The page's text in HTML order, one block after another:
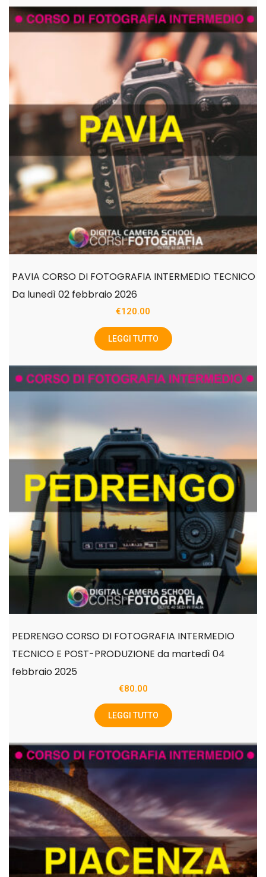
PAVIA CORSO DI FOTOGRAFIA INTERMEDIO TECNICO
Da lunedì 02 febbraio 2026
€120.00
LEGGI TUTTO
PEDRENGO CORSO DI FOTOGRAFIA INTERMEDIO
TECNICO E POST-PRODUZIONE da martedì 04
febbraio 2025
€80.00
LEGGI TUTTO